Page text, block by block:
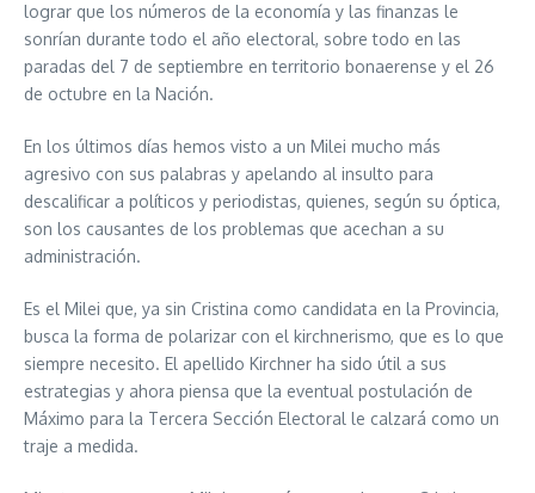
lograr que los números de la economía y las finanzas le
sonrían durante todo el año electoral, sobre todo en las
paradas del 7 de septiembre en territorio bonaerense y el 26
de octubre en la Nación.
En los últimos días hemos visto a un Milei mucho más
agresivo con sus palabras y apelando al insulto para
descalificar a políticos y periodistas, quienes, según su óptica,
son los causantes de los problemas que acechan a su
administración.
Es el Milei que, ya sin Cristina como candidata en la Provincia,
busca la forma de polarizar con el kirchnerismo, que es lo que
siempre necesito. El apellido Kirchner ha sido útil a sus
estrategias y ahora piensa que la eventual postulación de
Máximo para la Tercera Sección Electoral le calzará como un
traje a medida.